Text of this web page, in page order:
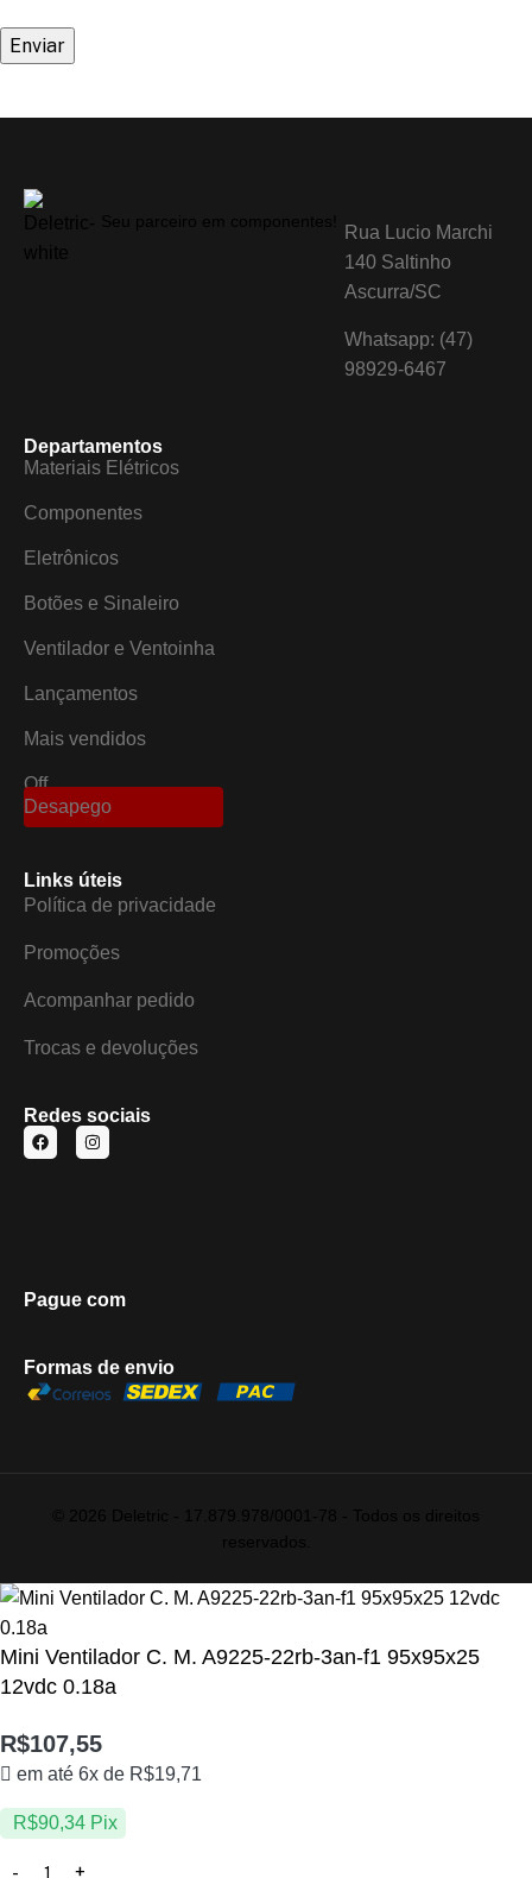
Rua Lucio Marchi
140 Saltinho
Ascurra/SC
Whatsapp: (47)
98929-6467
Departamentos
Materiais Elétricos
Componentes
Eletrônicos
Botões e Sinaleiro
Ventilador e Ventoinha
Lançamentos
Mais vendidos
Off
Desapego
Links úteis
Política de privacidade
Promoções
Acompanhar pedido
Trocas e devoluções
Redes sociais
Pague com
Formas de envio
Mini Ventilador C. M. A9225-22rb-3an-f1 95x95x25
12vdc 0.18a
R$107,55
em até 6x de R$19,71
R$90,34 Pix